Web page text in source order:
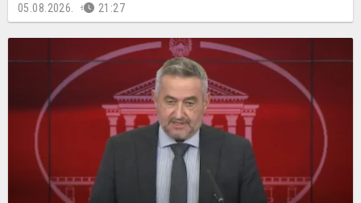
05.08.2026. 21:27